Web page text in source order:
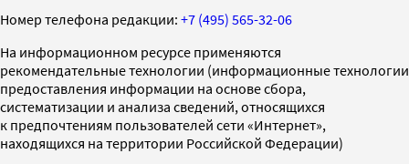
Номер телефона редакции: +7 (495) 565-32-06
На информационном ресурсе применяются
рекомендательные технологии (информационные технологии
предоставления информации на основе сбора,
систематизации и анализа сведений, относящихся
к предпочтениям пользователей сети «Интернет»,
находящихся на территории Российской Федерации)